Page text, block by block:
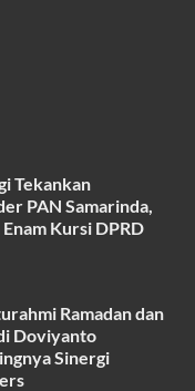
Tekankan
PAN Samarinda,
Kursi DPRD
Ramadan dan
Doviyanto
Sinergi